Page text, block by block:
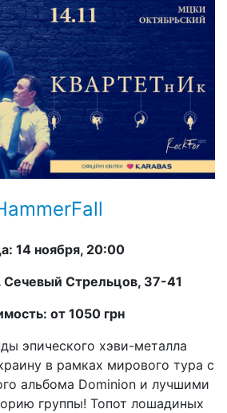
14 ноября, 20:00
Сечевый Стрельцов, 37-41
от 1050 грн
эпического хэви-металла
в рамках мирового тура с
альбома Dominion и лучшими
группы! Топот лошадиных